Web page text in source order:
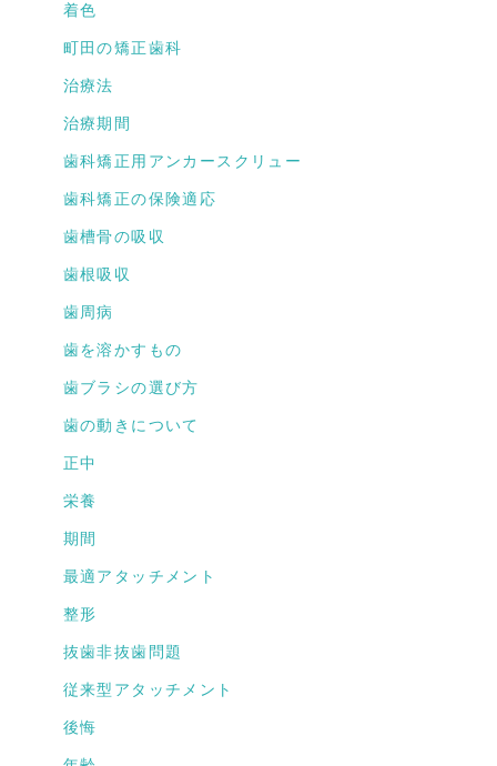
着色
町田の矯正歯科
治療法
治療期間
歯科矯正用アンカースクリュー
歯科矯正の保険適応
歯槽骨の吸収
歯根吸収
歯周病
歯を溶かすもの
歯ブラシの選び方
歯の動きについて
正中
栄養
期間
最適アタッチメント
整形
抜歯非抜歯問題
従来型アタッチメント
後悔